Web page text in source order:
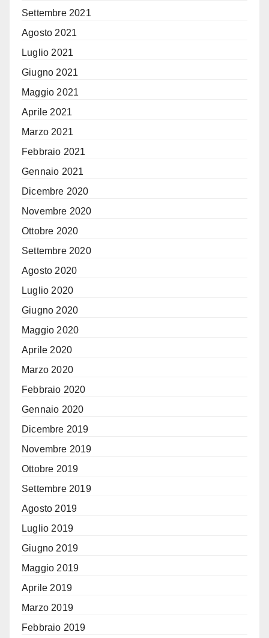
Settembre 2021
Agosto 2021
Luglio 2021
Giugno 2021
Maggio 2021
Aprile 2021
Marzo 2021
Febbraio 2021
Gennaio 2021
Dicembre 2020
Novembre 2020
Ottobre 2020
Settembre 2020
Agosto 2020
Luglio 2020
Giugno 2020
Maggio 2020
Aprile 2020
Marzo 2020
Febbraio 2020
Gennaio 2020
Dicembre 2019
Novembre 2019
Ottobre 2019
Settembre 2019
Agosto 2019
Luglio 2019
Giugno 2019
Maggio 2019
Aprile 2019
Marzo 2019
Febbraio 2019